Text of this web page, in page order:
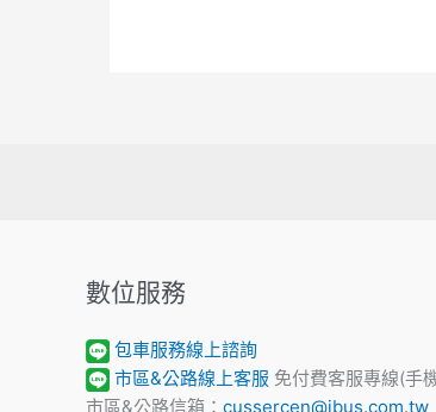
數位服務
包車服務線上諮詢
市區&公路線上客服 免付費客服專線(手
市區&公路信箱： cussercen@ibus.com.tw